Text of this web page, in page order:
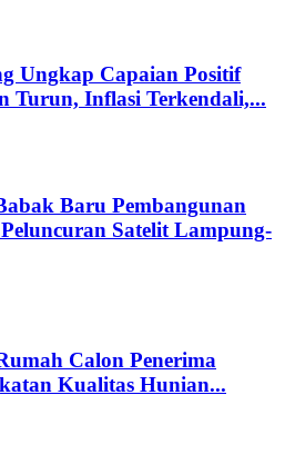
Ungkap Capaian Positif
Turun, Inflasi Terkendali,...
Baru Pembangunan
Satelit Lampung-
Calon Penerima
Kualitas Hunian...